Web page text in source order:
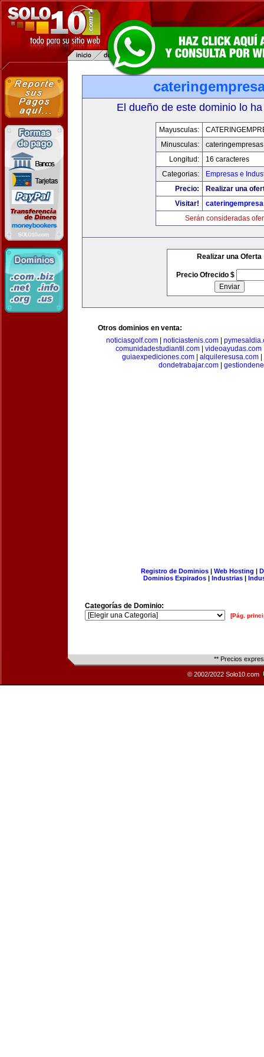
El dueño de este dominio lo
Mayusculas:
Minusculas:
Longitud:
16 caracteres
Categorias:
Empresas e
Precio:
Realizar una
Visitar!
Serán consideradas
Realizar una Oferta
Precio Ofrecido $
Otros dominios en venta:
noticiasgolf.com| noticiastenis.com|
comunidadestudiantil.com| videoayudas.com
guiaexpediciones.com| alquileresusa.com|
dondetrabajar.com|
Registro de Dominios| Web Hosting |
Dominios Expirados | Industrias |
Categorías de Dominio:
[Pág.
** Precios
© 2002/2022 Solo10.com